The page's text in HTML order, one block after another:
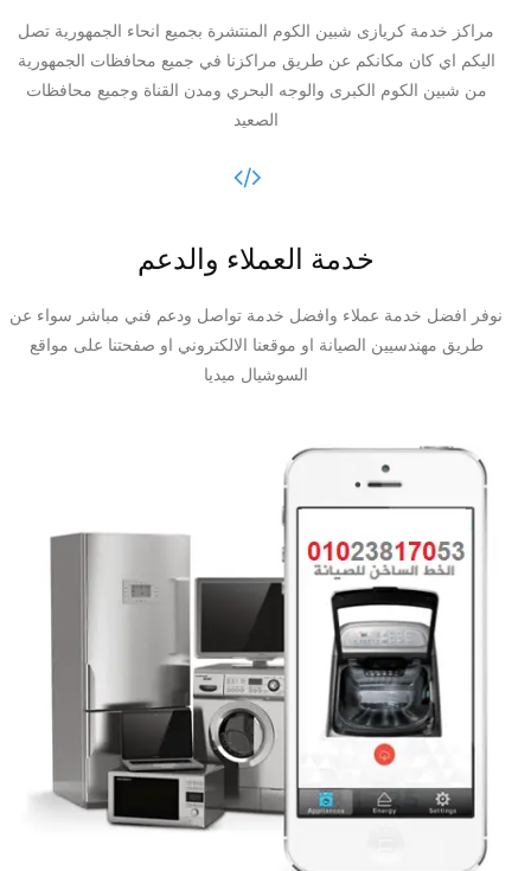
مراكز خدمة كريازى شبين الكوم المنتشرة بجميع انحاء الجمهورية تصل
اليكم اي كان مكانكم عن طريق مراكزنا في جميع محافظات الجمهورية
من شبين الكوم الكبرى والوجه البحري ومدن القناة وجميع محافظات
الصعيد
خدمة العملاء والدعم
نوفر افضل خدمة عملاء وافضل خدمة تواصل ودعم فني مباشر سواء عن
طريق مهندسيين الصيانة او موقعنا الالكتروني او صفحتنا على مواقع
السوشيال ميديا